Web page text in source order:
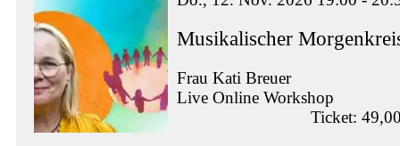
Musikalischer
Frau Kati Breuer
Live Online Workshop
Ticket: